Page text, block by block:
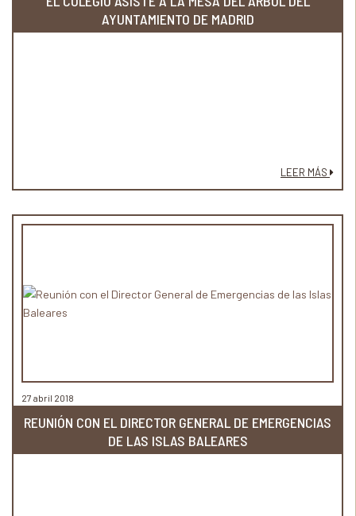
AYUNTAMIENTO DE MADRID
LEER MÁS
27 abril 2018
REUNIÓN CON EL DIRECTOR GENERAL DE EMERGENCIAS
DE LAS ISLAS BALEARES